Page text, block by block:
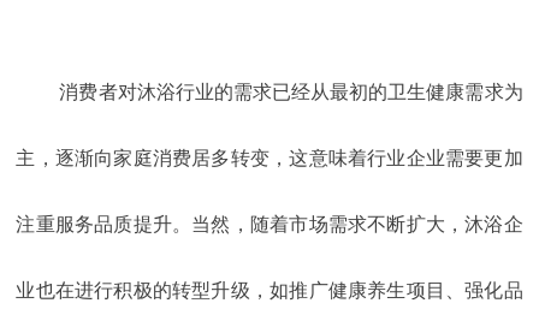
消费者对沐浴行业的需求已经从最初的卫生健康需求为
主，逐渐向家庭消费居多转变，这意味着行业企业需要更加
注重服务品质提升。当然，随着市场需求不断扩大，沐浴企
业也在进行积极的转型升级，如推广健康养生项目、强化品